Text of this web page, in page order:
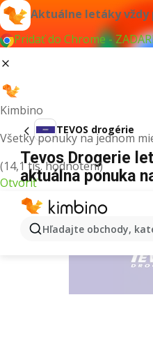
Aktuálne letáky vždy
Pridať do Chrome -
Kimbino
Všetky ponuky na jednom
(14,1 tis. hodnotení)
Otvoriť
Hľadajte obchody,
TEVOS drogérie
Tevos Drogerie
aktuálna ponuka